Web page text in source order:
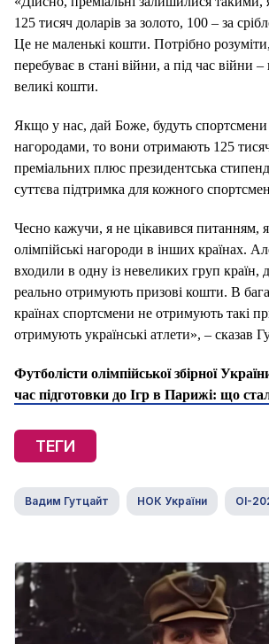
125 тисяч доларів за золото, 100 – за
Це не маленькі кошти. Потрібно
перебуває в стані війни, а під час війни
великі кошти.
Якщо у нас, дай Боже, будуть спортсмени
нагородами, то вони отримають 125
преміальних плюс президентська
суттєва підтримка для кожного
Чесно кажучи, я не цікавився питанням,
олімпійські нагороди в інших країнах.
входили в одну із невеликих груп країн,
реально отримують призові кошти. В
країнах спортсмени не отримують такі
отримують українські атлети», – сказав
Футболісти олімпійської збірної
час підготовки до Ігр в Парижі: що
ТЕГИ
Вадим Гутцайт НОК України ОІ-